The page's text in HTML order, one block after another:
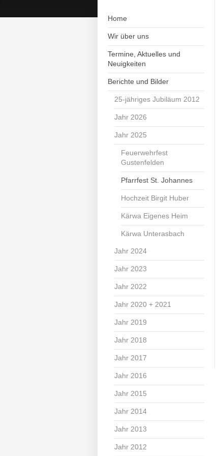
Home
Wir über uns
Termine, Aktuelles und
Neuigkeiten
Berichte und Bilder
25-jähriges Jubiläum 2012
Jahr 2026
Jahr 2025
Feuerwehrfest
Gustenfelden
Pfarrfest St. Johannes
Hochzeit Birgit Huber
Kärwa Eigenes Heim
Kärwa Unterasbach
Jahr 2024
Jahr 2023
Jahr 2022
Jahr 2020 + 2021
Jahr 2019
Jahr 2018
Jahr 2017
Jahr 2016
Jahr 2015
Jahr 2014
Jahr 2013
Jahr 2012